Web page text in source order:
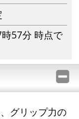
57分 時点で
グリップ力の